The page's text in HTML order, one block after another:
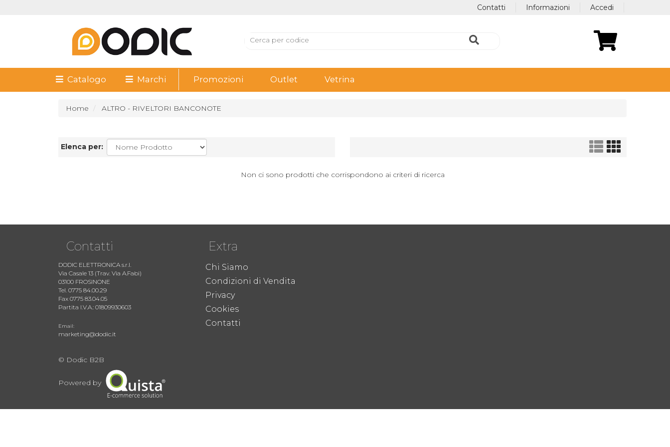
Accedi
Informazioni
Contatti
Catalogo Marchi Promozioni Outlet Vetrina
Home ALTRO - RIVELTORI BANCONOTE
Elenca per:
Non ci sono prodotti che corrispondono ai criteri di ricerca
Contatti
DODIC ELETTRONICA s.r.l.
Via Casale 13 (Trav. Via A.Fabi)
03100 FROSINONE
Tel. 0775 84.00.29
Fax 0775 83.04.05
Partita I.V.A.: 01809930603
Email:
marketing@dodic.it
Extra
Chi Siamo
Condizioni di Vendita
Privacy
Cookies
Contatti
© Dodic B2B
Powered by